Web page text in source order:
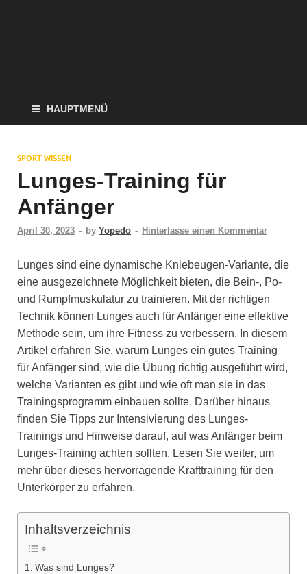
HAUPTMENÜ
SPORT WISSEN
Lunges-Training für
Anfänger
April 30, 2023 - by Yopedo - Hinterlasse einen Kommentar
Lunges sind eine dynamische Kniebeugen-Variante, die
eine ausgezeichnete Möglichkeit bieten, die Bein-, Po-
und Rumpfmuskulatur zu trainieren. Mit der richtigen
Technik können Lunges auch für Anfänger eine effektive
Methode sein, um ihre Fitness zu verbessern. In diesem
Artikel erfahren Sie, warum Lunges ein gutes Training
für Anfänger sind, wie die Übung richtig ausgeführt wird,
welche Varianten es gibt und wie oft man sie in das
Trainingsprogramm einbauen sollte. Darüber hinaus
finden Sie Tipps zur Intensivierung des Lunges-
Trainings und Hinweise darauf, auf was Anfänger beim
Lunges-Training achten sollten. Lesen Sie weiter, um
mehr über dieses hervorragende Krafttraining für den
Unterkörper zu erfahren.
Inhaltsverzeichnis
Was sind Lunges?